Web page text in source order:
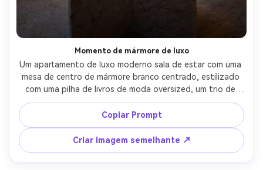
Momento de mármore de luxo
Um apartamento de luxo moderno sala de estar com uma
mesa de centro de mármore branco centrado, estilizado
com uma pilha de livros de moda oversized, um trio de
velas de latão com brilho de chama sutil, um copo de
cristal e uma pequena tigela de azeitonas verdes,
iluminação ambiente quente à noite com destaques de
borda macia, tirado em Canon R5, 50mm, f/1.8, bokeh
cinematográfico, estilo de interior de revista brilhante,
veia de pedra fotorealista e reflexos de metal- -ar 4:5
Copiar Prompt
Criar imagem semelhante ↗